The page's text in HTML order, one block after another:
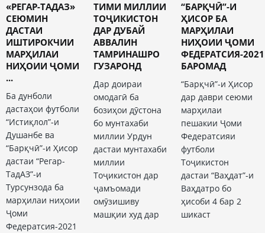
«РЕГАР-ТАДАЗ»
СЕЮМИН
ДАСТАИ
ИШТИРОКЧИИ
МАРҲИЛАИ
НИҲОИИ ҶОМИ
...
Ба дунболи
дастаҳои футболи
“Истиқлол”-и
Душанбе ва
“Барқчӣ”-и Ҳисор
дастаи “Регар-
ТадАЗ”-и
Турсунзода ба
марҳилаи ниҳоии
Ҷоми
Федератсия-2021
ТИМИ МИЛЛИИ
ТОҶИКИСТОН
ДАР ДУБАЙ
АВВАЛИН
ТАМРИНАШРО
ГУЗАРОНД
Дар доираи
омодагӣ ба
бозиҳои дӯстона
бо мунтахаби
миллии Урдун
дастаи мунтахаби
миллии
Тоҷикистон дар
ҷамъомади
омӯзишиву
машқии худ дар
“БАРҚЧӢ”-И
ҲИСОР БА
МАРҲИЛАИ
НИҲОИИ ҶОМИ
ФЕДЕРАТСИЯ-2021
БАРОМАД
“Барқчӣ”-и Ҳисор
дар даври сеюми
марҳилаи
пешакии Ҷоми
Федератсияи
футболи
Тоҷикистон
дастаи “Ваҳдат”-и
Ваҳдатро бо
ҳисоби 4 бар 2
шикаст